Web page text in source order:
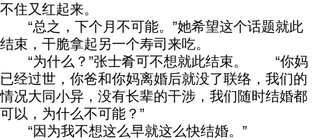
不住又红起来。
“总之，下个月不可能。”她希望这个话题就此
结束，干脆拿起另一个寿司来吃。
“为什么？”张士肴可不想就此结束。 “你妈
已经过世，你爸和你妈离婚后就没了联络，我们的
情况大同小异，没有长辈的干涉，我们随时结婚都
可以，为什么不可能？”
“因为我不想这么早就这么快结婚。”